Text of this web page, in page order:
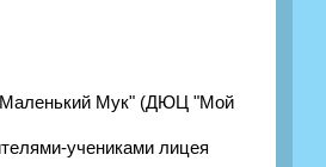
"Маленький Мук" (ДЮЦ "Мой
учениками лицея